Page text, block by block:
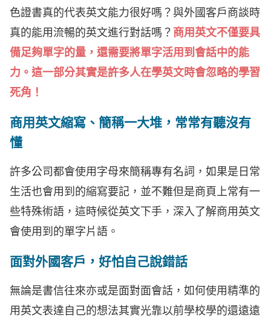
色證書真的代表英文能力很好嗎？與外國客戶商談時
真的能用流暢的英文進行對話嗎？ 商用英文不僅要具
備足夠單字的量，還需要將單字活用到會話中的能
力。這一部分其實是許多人在學英文時會忽略的學習
死角！
商用英文縮寫、簡稱一大堆，常常有聽沒有
懂
許多公司都會使用字母來簡稱專有名詞，如果是日常
生活也會用到的縮寫要記，並不難但是商頁上常有一
些特殊術語，這時候從英文下手，深入了解商用英文
會使用到的單字片語。
面對外國客戶，好怕自己說錯話
無論是書信往來亦或是面對面會話，如何使用精準的
用英文表達自己的想法其實光靠以前學校學的還遠遠